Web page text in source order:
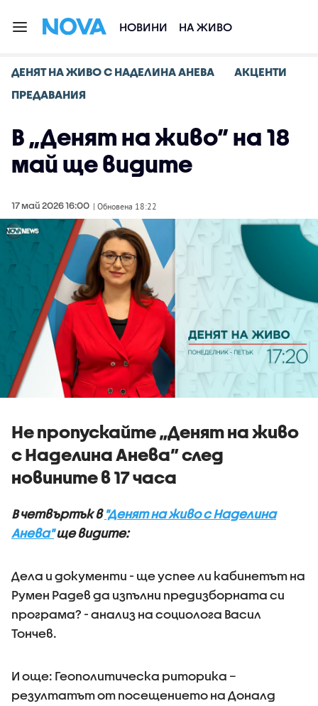
НОВИНИ НА ЖИВО
ДЕНЯТ НА ЖИВО С НАДЕЛИНА АНЕВА
АКЦЕНТИ
ПРЕДАВАНИЯ
В „Денят на живо” на 18
май ще видите
17 май 2026 16:00 | Обновена 18:22
Не пропускайте „Денят на живо
с Наделина Анева” след
новините в 17 часа
В четвъртък в "Денят на живо с Наделина
Анева"ще видите:
Дела и документи - ще успее ли кабинетът на
Румен Радев да изпълни предизборната си
програма? - анализ на социолога Васил
Тончев.
И още: Геополитическа риторика –
резултатът от посещението на Доналд